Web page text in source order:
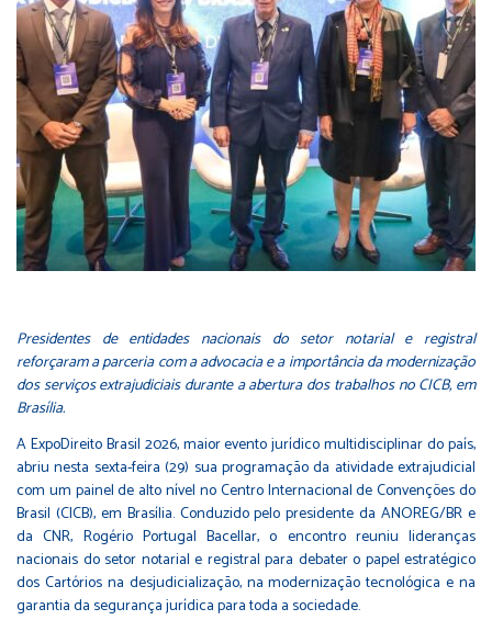
Presidentes de entidades nacionais do setor notarial e registral
reforçaram a parceria com a advocacia e a importância da modernização
dos serviços extrajudiciais durante a abertura dos trabalhos no CICB, em
Brasília.
A ExpoDireito Brasil 2026, maior evento jurídico multidisciplinar do país,
abriu nesta sexta-feira (29) sua programação da atividade extrajudicial
com um painel de alto nível no Centro Internacional de Convenções do
Brasil (CICB), em Brasília. Conduzido pelo presidente da ANOREG/BR e
da CNR, Rogério Portugal Bacellar, o encontro reuniu lideranças
nacionais do setor notarial e registral para debater o papel estratégico
dos Cartórios na desjudicialização, na modernização tecnológica e na
garantia da segurança jurídica para toda a sociedade.